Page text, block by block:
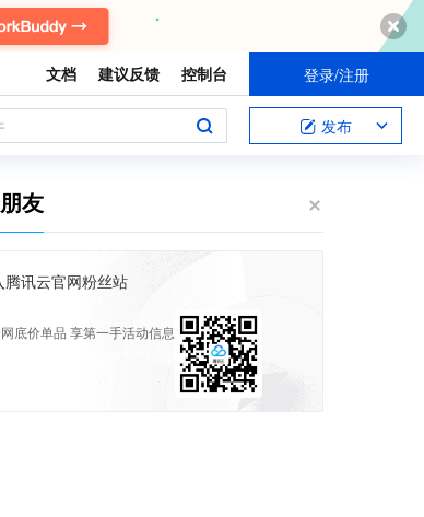
文档 建议反馈 控制台 登录/注册
发布
友
腾讯云官网粉丝站
底价单品 享第一手活动信息